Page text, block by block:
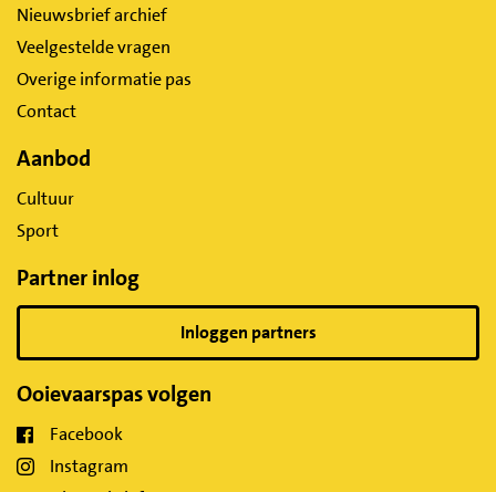
Nieuwsbrief archief
Veelgestelde vragen
Overige informatie pas
Contact
Aanbod
Cultuur
Sport
Partner inlog
Inloggen partners
Ooievaarspas volgen
Facebook
Instagram